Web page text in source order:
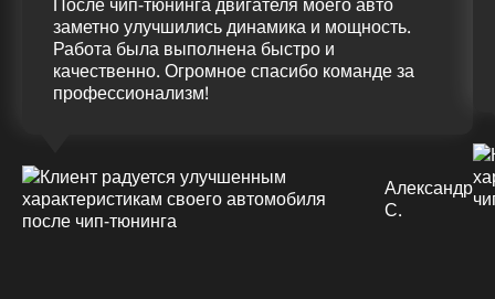
заметно улучшились динамика и мощность.
Работа была выполнена быстро и
качественно. Огромное спасибо команде за
профессионализм!
Александр
С.